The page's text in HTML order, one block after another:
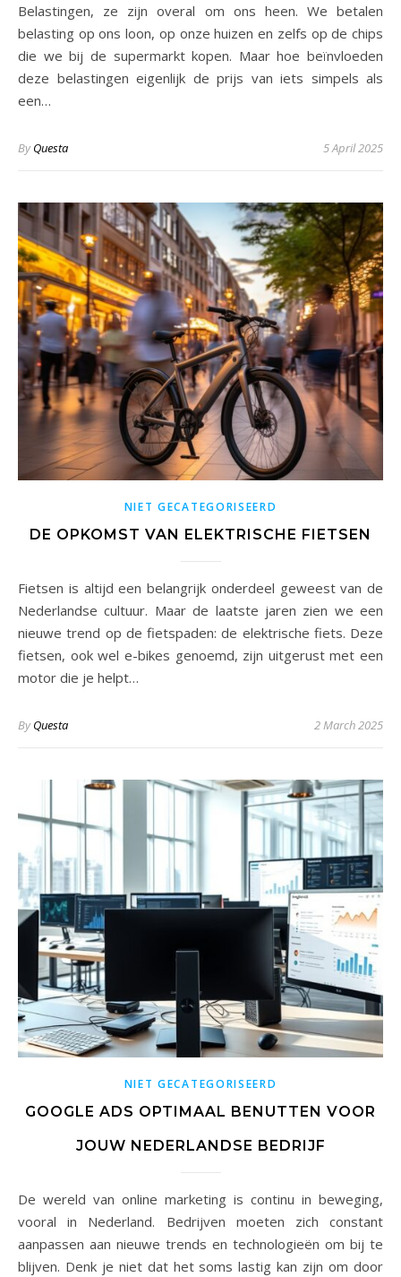
Belastingen, ze zijn overal om ons heen. We betalen
belasting op ons loon, op onze huizen en zelfs op de chips
die we bij de supermarkt kopen. Maar hoe beïnvloeden
deze belastingen eigenlijk de prijs van iets simpels als
een…
ByQuesta 5 April 2025
NIET GECATEGORISEERD
DE OPKOMST VAN ELEKTRISCHE FIETSEN
Fietsen is altijd een belangrijk onderdeel geweest van de
Nederlandse cultuur. Maar de laatste jaren zien we een
nieuwe trend op de fietspaden: de elektrische fiets. Deze
fietsen, ook wel e-bikes genoemd, zijn uitgerust met een
motor die je helpt…
ByQuesta 2 March 2025
NIET GECATEGORISEERD
GOOGLE ADS OPTIMAAL BENUTTEN VOOR
JOUW NEDERLANDSE BEDRIJF
De wereld van online marketing is continu in beweging,
vooral in Nederland. Bedrijven moeten zich constant
aanpassen aan nieuwe trends en technologieën om bij te
blijven. Denk je niet dat het soms lastig kan zijn om door